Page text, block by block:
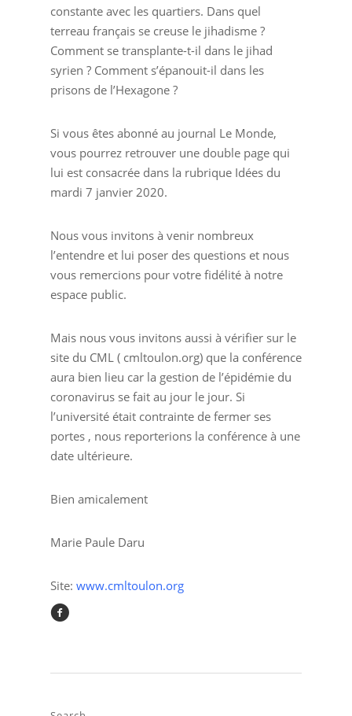
constante avec les quartiers. Dans quel
terreau français se creuse le jihadisme ?
Comment se transplante-t-il dans le jihad
syrien ? Comment s’épanouit-il dans les
prisons de l’Hexagone ?
Si vous êtes abonné au journal Le Monde,
vous pourrez retrouver une double page qui
lui est consacrée dans la rubrique Idées du
mardi 7 janvier 2020.
Nous vous invitons à venir nombreux
l’entendre et lui poser des questions et nous
vous remercions pour votre fidélité à notre
espace public.
Mais nous vous invitons aussi à vérifier sur le
site du CML ( cmltoulon.org) que la conférence
aura bien lieu car la gestion de l’épidémie du
coronavirus se fait au jour le jour. Si
l’université était contrainte de fermer ses
portes , nous reporterions la conférence à une
date ultérieure.
Bien amicalement
Marie Paule Daru
Site: www.cmltoulon.org